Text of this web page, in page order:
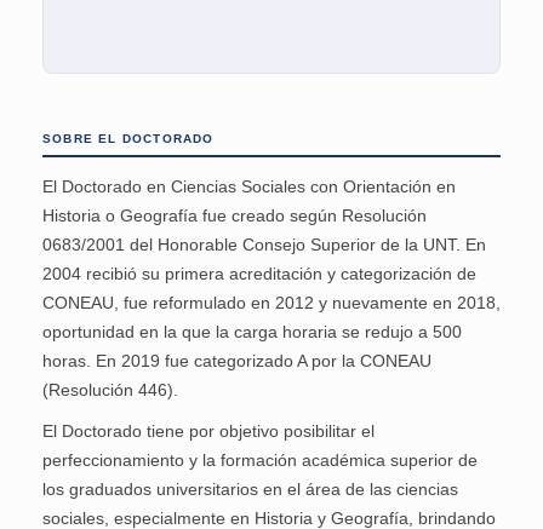
SOBRE EL DOCTORADO
El Doctorado en Ciencias Sociales con Orientación en
Historia o Geografía fue creado según Resolución
0683/2001 del Honorable Consejo Superior de la UNT. En
2004 recibió su primera acreditación y categorización de
CONEAU, fue reformulado en 2012 y nuevamente en 2018,
oportunidad en la que la carga horaria se redujo a 500
horas. En 2019 fue categorizado A por la CONEAU
(Resolución 446).
El Doctorado tiene por objetivo posibilitar el
perfeccionamiento y la formación académica superior de
los graduados universitarios en el área de las ciencias
sociales, especialmente en Historia y Geografía, brindando